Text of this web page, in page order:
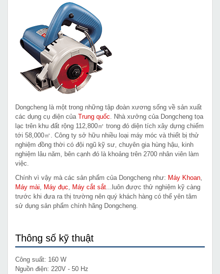
Dongcheng là một trong những tập đoàn xương sống về sản xuất
các dụng cụ điện của Trung quốc . Nhà xưởng của Dongcheng tọa
lạc trên khu đất rộng 112,800㎡ trong đó diện tích xây dựng chiếm
tới 58,000㎡. Công ty sở hữu nhiều loại máy móc và thiết bị thử
nghiệm đồng thời có đội ngũ kỹ sư, chuyên gia hùng hậu, kinh
nghiệm lâu năm, bên cạnh đó là khoảng trên 2700 nhân viên làm
việc.
Chính vì vậy mà các sản phẩm của Dongcheng như: Máy Khoan
Máy mài
Máy đục Máy cắt sắt ...luôn được thử nghiệm kỹ càng
trước khi đưa ra thị trường nên quý khách hàng có thể yên tâm
sử dụng sản phẩm chính hãng Dongcheng.
Thông số kỹ thuật
Công suất: 160 W
Nguồn điện: 220V - 50 Hz